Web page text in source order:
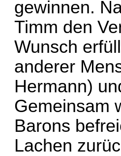
gewinnen.
Timm den
Wunsch
anderer
Hermann)
Gemeinsam
Barons
Lachen